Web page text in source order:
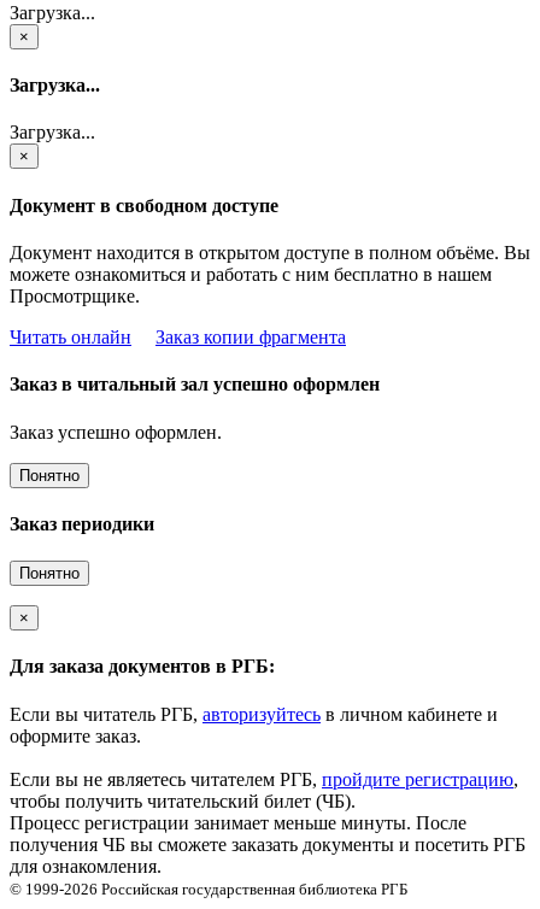
Загрузка...
×
Загрузка...
Загрузка...
×
Документ в свободном доступе
Документ находится в открытом доступе в полном объёме. Вы
можете ознакомиться и работать с ним бесплатно в нашем
Просмотрщике.
Читать онлайн
Заказ копии фрагмента
Заказ в читальный зал успешно оформлен
Заказ успешно оформлен.
Понятно
Заказ периодики
Понятно
×
Для заказа документов в РГБ:
Если вы читатель РГБ, авторизуйтесь в личном кабинете и
оформите заказ.
Если вы не являетесь читателем РГБ, пройдите регистрацию,
чтобы получить читательский билет (ЧБ).
Процесс регистрации занимает меньше минуты. После
получения ЧБ вы сможете заказать документы и посетить РГБ
для ознакомления.
© 1999-2026 Российская государственная библиотека РГБ